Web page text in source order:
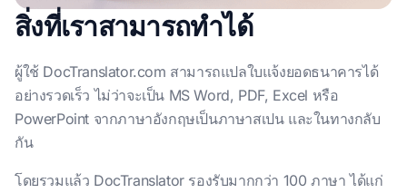
สิ่งที่เราสามารถทำได้
ผู้ใช้ DocTranslator.com สามารถแปลใบแจ้งยอดธนาคารได้
อย่างรวดเร็ว ไม่ว่าจะเป็น MS Word, PDF, Excel หรือ
PowerPoint จากภาษาอังกฤษเป็นภาษาสเปน และในทางกลับ
กัน
โดยรวมแล้ว DocTranslator รองรับมากกว่า 100 ภาษา ได้แก่